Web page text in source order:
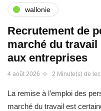
wallonie
Recrutement de
marché du
aux entreprises
4 août 2026 2 Minute(s) de
La remise à l’emploi des
marché du travail est